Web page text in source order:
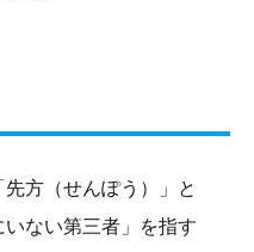
方（せんぽう）」と
ない第三者」を指す